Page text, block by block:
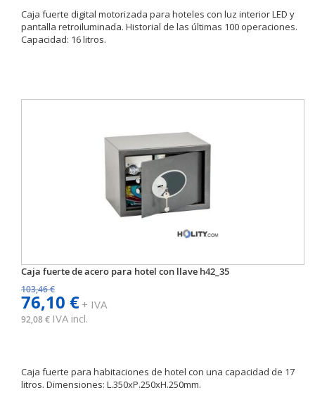
Caja fuerte digital motorizada para hoteles con luz interior LED y
pantalla retroiluminada. Historial de las últimas 100 operaciones.
Capacidad: 16 litros.
Caja fuerte de acero para hotel con llave h42_35
103,46 €
76,10 €+ IVA
92,08 € IVA incl.
Caja fuerte para habitaciones de hotel con una capacidad de 17
litros. Dimensiones: L.350xP.250xH.250mm.